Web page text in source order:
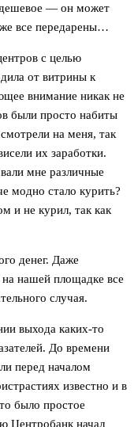
— он может
все передарены…
с целью
от витрины к
внимание никак не
были просто набиты
на меня, так
их заработки.
мне различные
модно стало курить?
и не курил, так как
денег. Даже
нашей площадке все
случая.
выхода каких-то
До времени
перед началом
известно и в
было простое
Центробанк начал